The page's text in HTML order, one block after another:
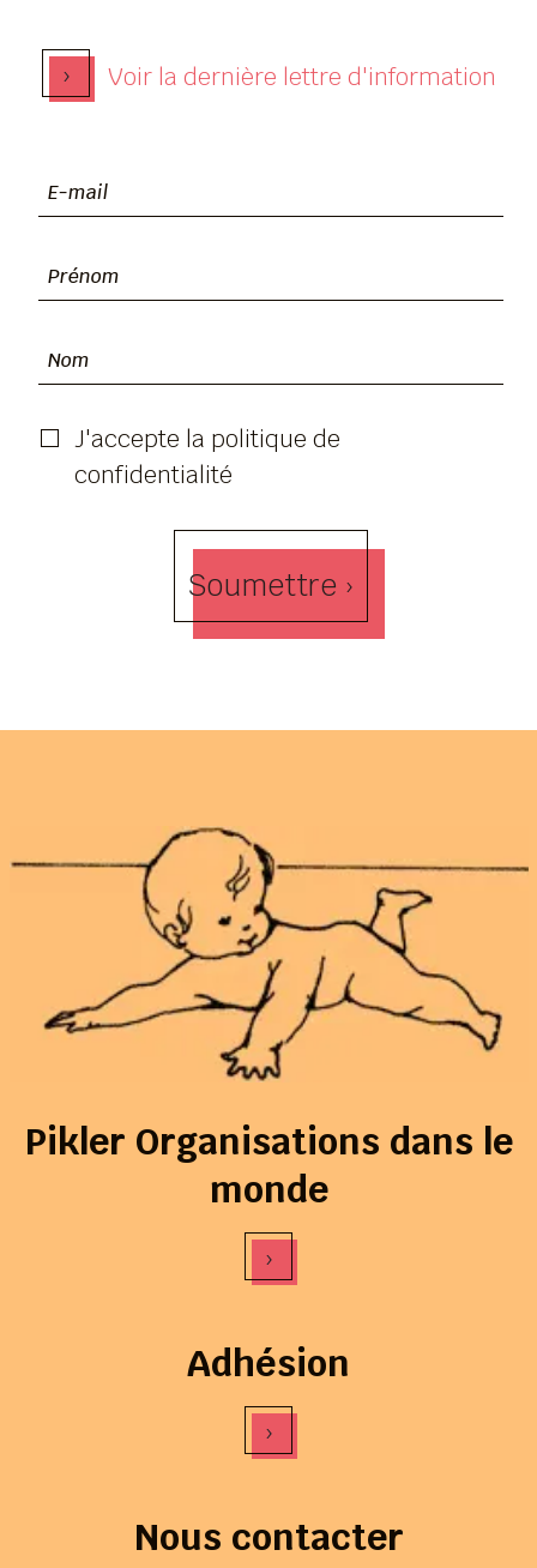
› Voir la dernière lettre d'information
J'accepte la politique de
confidentialité
Soumettre ›
Pikler Organisations dans le
monde
›
Adhésion
›
Nous contacter